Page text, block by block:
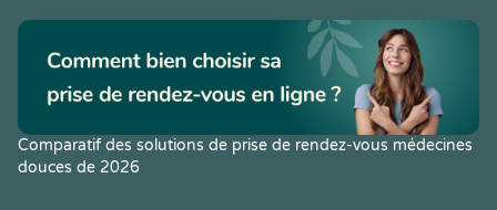
Comparatif des solutions de prise de rendez-vous médecines
douces de 2026